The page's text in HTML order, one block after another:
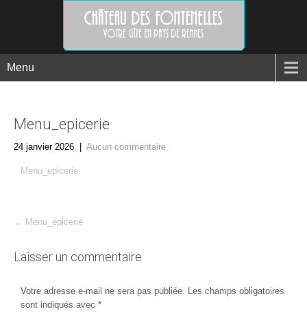
Menu
Menu_epicerie
24 janvier 2026 Aucun commentaire
Menu_epicerie
Post
← Menu_epicerie
Laisser un commentaire
Votre adresse e-mail ne sera pas publiée. Les champs obligatoires
sont indiqués avec *